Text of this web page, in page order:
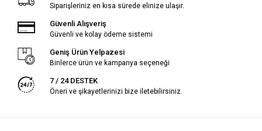
Siparişleriniz en kısa sürede elinize ulaşır.
Güvenli Alışveriş
Güvenli ve kolay ödeme sistemi
Geniş Ürün Yelpazesi
Binlerce ürün ve kampanya seçeneği
7 / 24 DESTEK
Öneri ve şikayetlerinizi bize iletebilirsiniz.